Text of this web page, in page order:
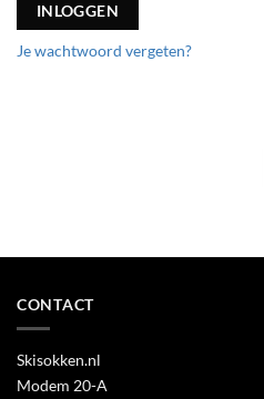
INLOGGEN
Je wachtwoord vergeten?
CONTACT
Skisokken.nl
Modem 20-A